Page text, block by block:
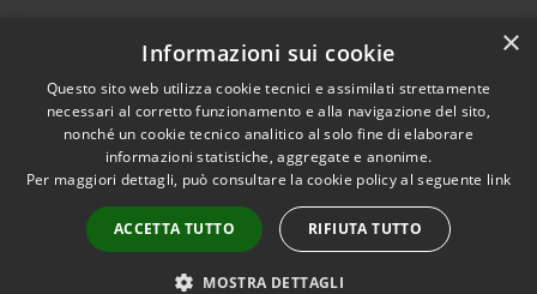
RSS
Accessibilità
Cookie
Mappa del sito
Numeri utili
Copyright © 2024 •
Comune diGrottaminarda
• Powered byMunicipium
•Redazione
×
Informazioni sui cookie
Questo sito web utilizza cookie tecnici e assimilati strettamente
necessari al corretto funzionamento e alla navigazione del sito,
nonché un cookie tecnico analitico al solo fine di elaborare
informazioni statistiche, aggregate e anonime.
Per maggiori dettagli, può consultare la cookie policy al seguente link
ACCETTA TUTTO RIFIUTA TUTTO
MOSTRA DETTAGLI